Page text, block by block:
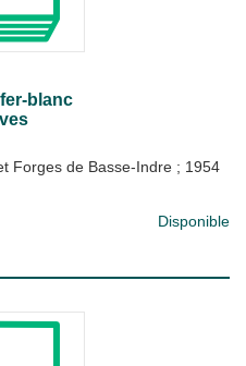
blanc
Forges de Basse-Indre ; 1954
Disponible